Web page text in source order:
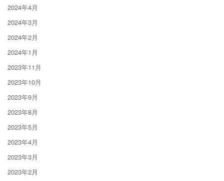
2024年4月
2024年3月
2024年2月
2024年1月
2023年11月
2023年10月
2023年9月
2023年8月
2023年5月
2023年4月
2023年3月
2023年2月